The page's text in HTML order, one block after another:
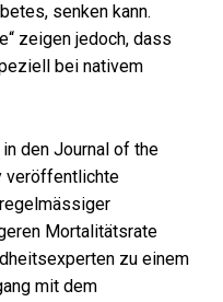
senken kann.
zeigen jedoch, dass
bei nativem
den Journal of the
veröffentlichte
Mortalitätsrate
zu einem
mit dem